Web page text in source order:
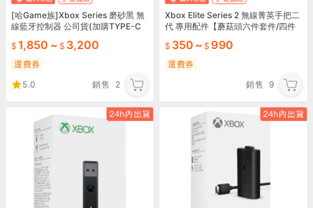
[哈Game族]Xbox Series 磨砂黑 無
線藍牙控制器 公司貨(加購TYPE-C
1,850 ~ 3,200
運費券
5.0
銷售 2
Xbox Elite Series 2 無線菁英手把二
代 專用配件【蘑菇頭六件套件/四件
350 ~ 990
運費券
銷售
9